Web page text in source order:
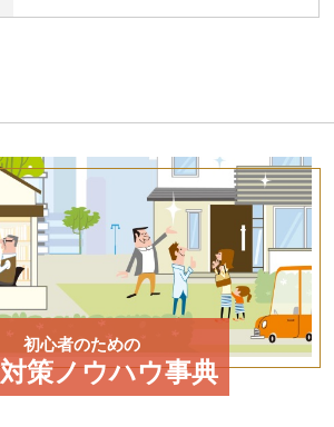
初心者のための
策ノウハウ事典